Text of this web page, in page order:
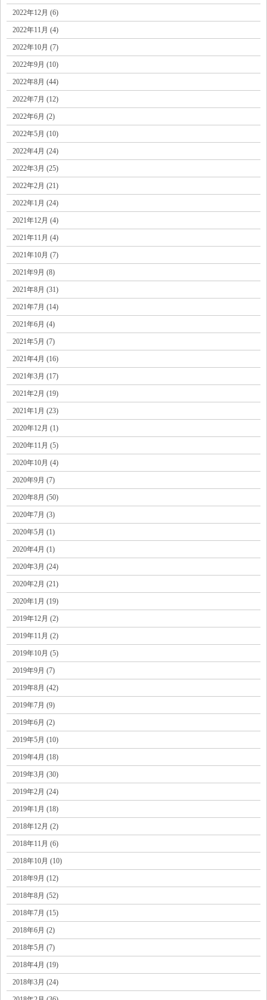
2022年12月 (6)
2022年11月 (4)
2022年10月 (7)
2022年9月 (10)
2022年8月 (44)
2022年7月 (12)
2022年6月 (2)
2022年5月 (10)
2022年4月 (24)
2022年3月 (25)
2022年2月 (21)
2022年1月 (24)
2021年12月 (4)
2021年11月 (4)
2021年10月 (7)
2021年9月 (8)
2021年8月 (31)
2021年7月 (14)
2021年6月 (4)
2021年5月 (7)
2021年4月 (16)
2021年3月 (17)
2021年2月 (19)
2021年1月 (23)
2020年12月 (1)
2020年11月 (5)
2020年10月 (4)
2020年9月 (7)
2020年8月 (50)
2020年7月 (3)
2020年5月 (1)
2020年4月 (1)
2020年3月 (24)
2020年2月 (21)
2020年1月 (19)
2019年12月 (2)
2019年11月 (2)
2019年10月 (5)
2019年9月 (7)
2019年8月 (42)
2019年7月 (9)
2019年6月 (2)
2019年5月 (10)
2019年4月 (18)
2019年3月 (30)
2019年2月 (24)
2019年1月 (18)
2018年12月 (2)
2018年11月 (6)
2018年10月 (10)
2018年9月 (12)
2018年8月 (52)
2018年7月 (15)
2018年6月 (2)
2018年5月 (7)
2018年4月 (19)
2018年3月 (24)